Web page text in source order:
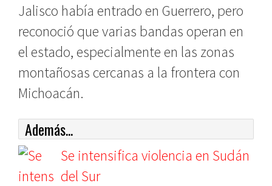
Jalisco había entrado en Guerrero, pero
reconoció que varias bandas operan en
el estado, especialmente en las zonas
montañosas cercanas a la frontera con
Michoacán.
Además...
Se intensifica violencia en Sudán
del Sur